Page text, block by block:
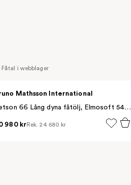
Fåtal i webblager
Mathsson International
Jetson 66 Lång dyna fåtölj, Elmosoft 54035 cognac-linneväv
980 kr Rek. 24 680 kr